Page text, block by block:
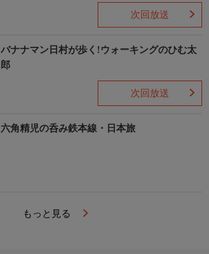
次回放送
バナナマン日村が歩く!ウォーキングのひむ太
郎
次回放送
六角精児の呑み鉄本線・日本旅
もっと見る